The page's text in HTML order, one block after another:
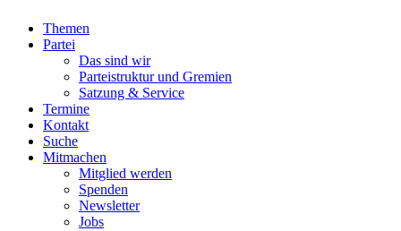
Themen
Partei
Das sind wir
Parteistruktur und Gremien
Satzung & Service
Termine
Kontakt
Suche
Mitmachen
Mitglied werden
Spenden
Newsletter
Jobs